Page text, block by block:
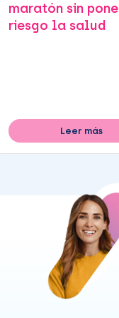
maratón sin
riesgo la salud
Leer más